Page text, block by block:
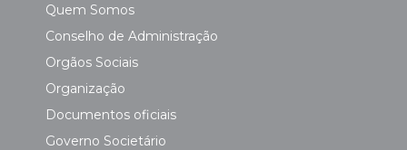
Quem Somos
Conselho de Administração
Orgãos Sociais
Organização
Documentos oficiais
Governo Societário